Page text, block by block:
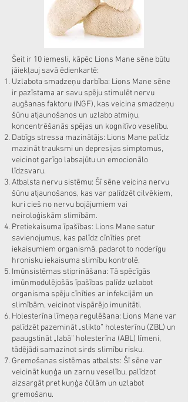
Šeit ir 10 iemesli, kāpēc Lions Mane sēne būtu
jāiekļauj savā ēdienkartē:
Uzlabota smadzeņu darbība: Lions Mane sēne
ir pazīstama ar savu spēju stimulēt nervu
augšanas faktoru (NGF), kas veicina smadzeņu
šūnu atjaunošanos un uzlabo atmiņu,
koncentrēšanās spējas un kognitīvo veselību.
Dabīgs stressa mazinātājs: Lions Mane palīdz
mazināt trauksmi un depresijas simptomus,
veicinot garīgo labsajūtu un emocionālo
līdzsvaru.
Atbalsta nervu sistēmu: Šī sēne veicina nervu
šūnu atjaunošanos, kas var palīdzēt cilvēkiem,
kuri cieš no nervu bojājumiem vai
neiroloģiskām slimībām.
Pretiekaisuma īpašības: Lions Mane satur
savienojumus, kas palīdz cīnīties pret
iekaisumiem organismā, padarot to noderīgu
hronisku iekaisuma slimību kontrolē.
Imūnsistēmas stiprināšana: Tā spēcīgās
imūnmodulējošās īpašības palīdz uzlabot
organisma spēju cīnīties ar infekcijām un
slimībām, veicinot vispārējo imunitāti.
Holesterīna līmeņa regulēšana: Lions Mane var
palīdzēt pazemināt „slikto” holesterīnu (ZBL) un
paaugstināt „labā” holesterīna (ABL) līmeni,
tādējādi samazinot sirds slimību risku.
Gremošanas sistēmas atbalsts: Šī sēne var
veicināt kuņģa un zarnu veselību, palīdzot
aizsargāt pret kuņģa čūlām un uzlabot
gremošanu.